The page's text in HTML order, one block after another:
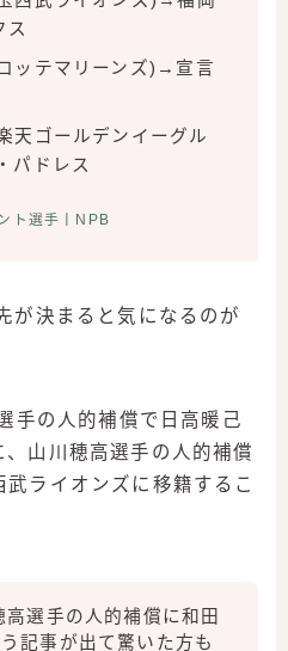
ス
ッテマリーンズ)→宣言
天ゴールデンイーグル
パドレス
ト選手丨NPB
が決まると気になるのが
手の人的補償で日高暖己
山川穂高選手の人的補償
ライオンズに移籍するこ
高選手の人的補償に和田
記事が出て驚いた方も